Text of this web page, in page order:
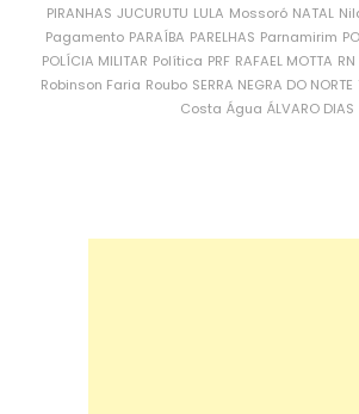
PIRANHAS JUCURUTU LULA Mossoró NATAL
Pagamento PARAÍBA PARELHAS Parnamirim
POLÍCIA MILITAR Política PRF RAFAEL MOTTA RN
Robinson Faria Roubo SERRA NEGRA DO NORTE
Costa Água ÁLVARO DIAS